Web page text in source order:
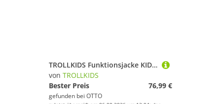
TROLLKIDS Funktionsjacke KIDS GRYLLEFJORD JACKET mit Reißverschlusstaschen, wasserabweisend, winddicht
von TROLLKIDS
Bester Preis
76,99 €
gefunden bei OTTO